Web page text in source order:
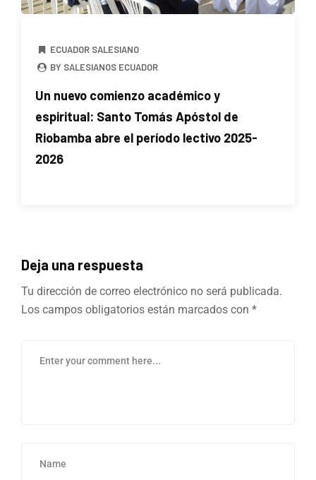
ECUADOR SALESIANO
BY SALESIANOS ECUADOR
Un nuevo comienzo académico y
espiritual: Santo Tomás Apóstol de
Riobamba abre el período lectivo 2025-
2026
Deja una respuesta
Tu dirección de correo electrónico no será publicada.
Los campos obligatorios están marcados con *